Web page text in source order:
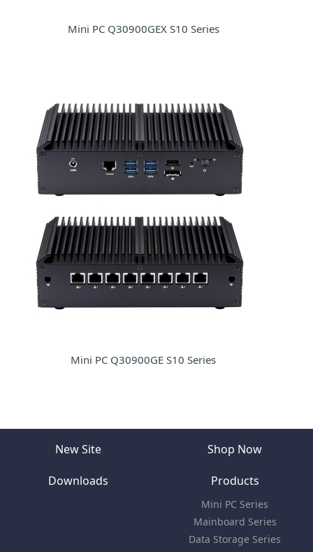
Mini PC Q30900GEX S10 Series
Mini PC Q30900GE S10 Series
New Site Shop Now
Downloads Products
Mini PC Series
Mainboard Series
Data Storage Series